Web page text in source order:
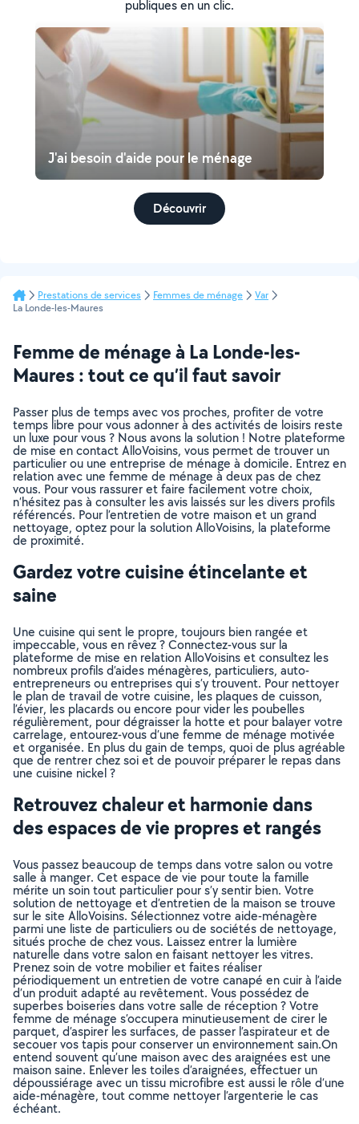
publiques en un clic.
J'ai besoin d'aide pour le ménage
Découvrir
Prestations de services Femmes de ménage
Var
La Londe-les-Maures
Femme de ménage à La Londe-les-
Maures : tout ce qu’il faut savoir
Passer plus de temps avec vos proches, profiter de votre
temps libre pour vous adonner à des activités de loisirs reste
un luxe pour vous ? Nous avons la solution ! Notre plateforme
de mise en contact AlloVoisins, vous permet de trouver un
particulier ou une entreprise de ménage à domicile. Entrez en
relation avec une femme de ménage à deux pas de chez
vous. Pour vous rassurer et faire facilement votre choix,
n’hésitez pas à consulter les avis laissés sur les divers profils
référencés. Pour l’entretien de votre maison et un grand
nettoyage, optez pour la solution AlloVoisins, la plateforme
de proximité.
Gardez votre cuisine étincelante et
saine
Une cuisine qui sent le propre, toujours bien rangée et
impeccable, vous en rêvez ? Connectez-vous sur la
plateforme de mise en relation AlloVoisins et consultez les
nombreux profils d’aides ménagères, particuliers, auto-
entrepreneurs ou entreprises qui s’y trouvent. Pour nettoyer
le plan de travail de votre cuisine, les plaques de cuisson,
l’évier, les placards ou encore pour vider les poubelles
régulièrement, pour dégraisser la hotte et pour balayer votre
carrelage, entourez-vous d’une femme de ménage motivée
et organisée. En plus du gain de temps, quoi de plus agréable
que de rentrer chez soi et de pouvoir préparer le repas dans
une cuisine nickel ?
Retrouvez chaleur et harmonie dans
des espaces de vie propres et rangés
Vous passez beaucoup de temps dans votre salon ou votre
salle à manger. Cet espace de vie pour toute la famille
mérite un soin tout particulier pour s’y sentir bien. Votre
solution de nettoyage et d’entretien de la maison se trouve
sur le site AlloVoisins. Sélectionnez votre aide-ménagère
parmi une liste de particuliers ou de sociétés de nettoyage,
situés proche de chez vous. Laissez entrer la lumière
naturelle dans votre salon en faisant nettoyer les vitres.
Prenez soin de votre mobilier et faites réaliser
périodiquement un entretien de votre canapé en cuir à l’aide
d’un produit adapté au revêtement. Vous possédez de
superbes boiseries dans votre salle de réception ? Votre
femme de ménage s’occupera minutieusement de cirer le
parquet, d’aspirer les surfaces, de passer l’aspirateur et de
secouer vos tapis pour conserver un environnement sain.On
entend souvent qu’une maison avec des araignées est une
maison saine. Enlever les toiles d’araignées, effectuer un
dépoussiérage avec un tissu microfibre est aussi le rôle d’une
aide-ménagère, tout comme nettoyer l’argenterie le cas
échéant.